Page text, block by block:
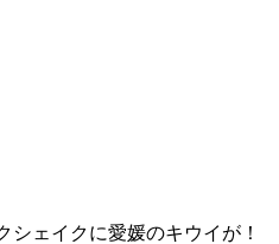
シェイクに愛媛のキウイが！